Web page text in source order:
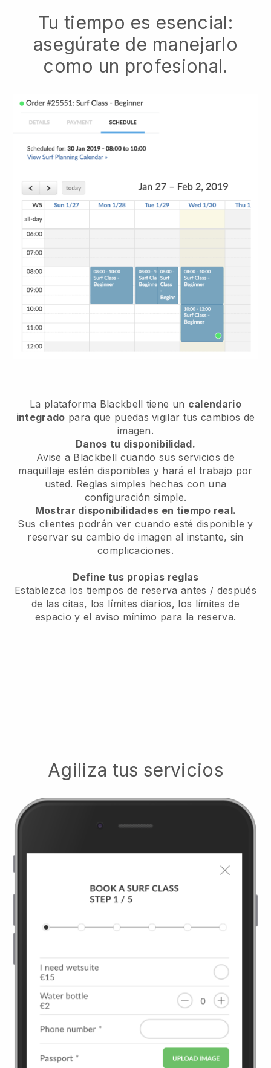
Tu tiempo es esencial:
asegúrate de manejarlo
como un profesional.
La plataforma Blackbell tiene un calendario
integrado para que puedas vigilar tus cambios de
imagen.
Danos tu disponibilidad.
Avise a Blackbell cuando sus servicios de
maquillaje estén disponibles y hará el trabajo por
usted. Reglas simples hechas con una
configuración simple.
Mostrar disponibilidades en tiempo real.
Sus clientes podrán ver cuando esté disponible y
reservar su cambio de imagen al instante, sin
complicaciones.
Define tus propias reglas
Establezca los tiempos de reserva antes / después
de las citas, los límites diarios, los límites de
espacio y el aviso mínimo para la reserva.
Agiliza tus servicios